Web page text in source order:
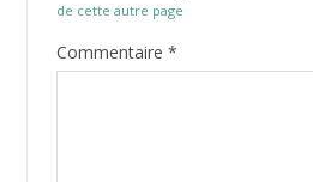
de cette autre page
Commentaire *